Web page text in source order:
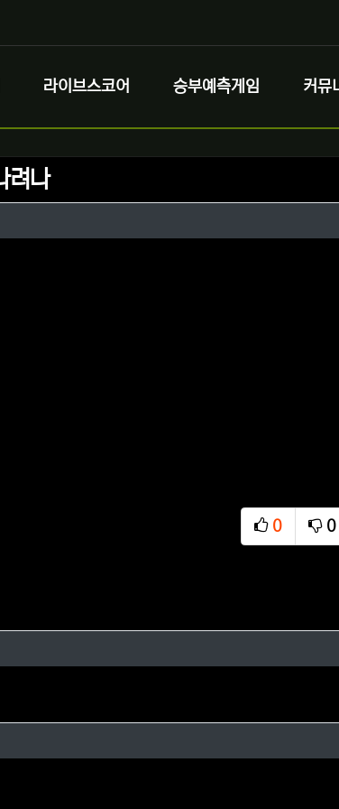
라이브스코어 승부예측게임 커뮤
려나
0
추천
0
비